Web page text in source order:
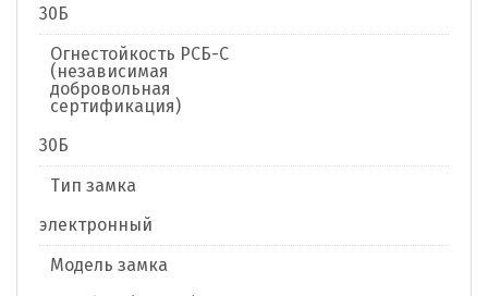
30Б
Огнестойкость РСБ-С
(независимая
добровольная
сертификация)
30Б
Тип замка
электронный
Модель замка